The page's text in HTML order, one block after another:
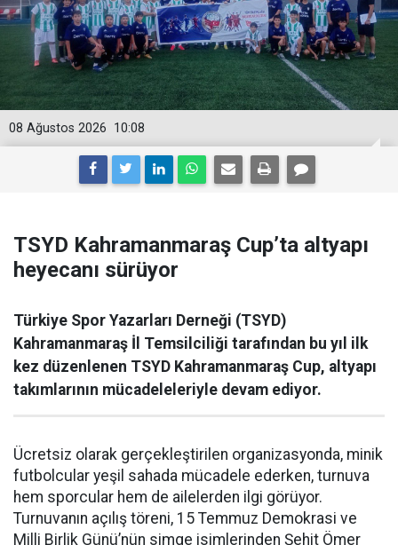
10:08
08 Ağustos 2026
TSYD Kahramanmaraş Cup’ta altyapı
heyecanı sürüyor
Türkiye Spor Yazarları Derneği (TSYD)
Kahramanmaraş İl Temsilciliği tarafından bu yıl ilk
kez düzenlenen TSYD Kahramanmaraş Cup, altyapı
takımlarının mücadeleleriyle devam ediyor.
Ücretsiz olarak gerçekleştirilen organizasyonda, minik
futbolcular yeşil sahada mücadele ederken, turnuva
hem sporcular hem de ailelerden ilgi görüyor.
Turnuvanın açılış töreni, 15 Temmuz Demokrasi ve
Milli Birlik Günü’nün simge isimlerinden Şehit Ömer